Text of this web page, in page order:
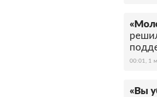
00:01, 1
«Вы